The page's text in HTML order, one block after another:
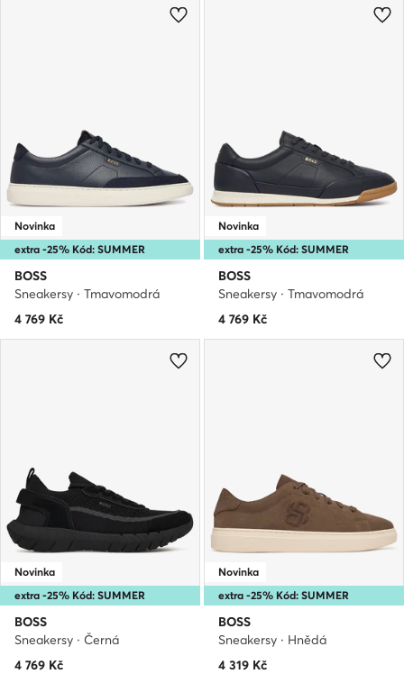
extra -25% Kód: SUMMER
Novinka
BOSS
Sneakersy · Tmavomodrá
4 769 Kč
extra -25% Kód: SUMMER
Novinka
BOSS
Sneakersy · Tmavomodrá
4 769 Kč
extra -25% Kód: SUMMER
Novinka
BOSS
Sneakersy · Černá
4 769 Kč
extra -25% Kód: SUMMER
Novinka
BOSS
Sneakersy · Hnědá
4 319 Kč